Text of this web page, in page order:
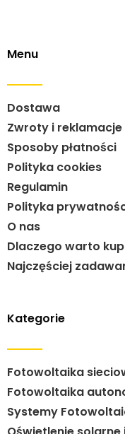
Menu
Dostawa
Zwroty i reklamacje
Sposoby płatności
Polityka cookies
Regulamin
Polityka
O nas
Dlaczego warto
Najczęściej
Kategorie
Fotowoltaika
Fotowoltaika
Systemy